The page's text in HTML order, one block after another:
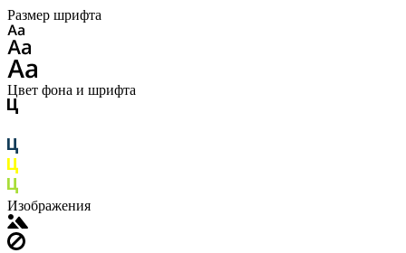
Размер шрифта
Цвет фона и шрифта
Изображения